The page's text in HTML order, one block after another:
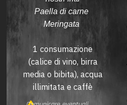
Paella di carne
Meringata
1 consumazione
(calice di vino, birra
media o bibita), acqua
illimitata e caffè